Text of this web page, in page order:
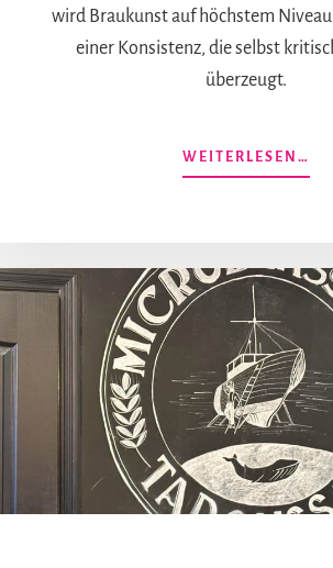
wird Braukunst auf höchstem
einer Konsistenz, die selbst
überzeugt.
WEITERLESEN…
IN